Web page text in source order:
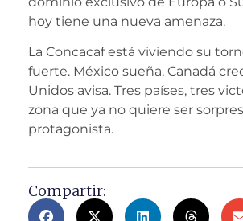
hoy tiene una nueva amenaza.
La Concacaf está viviendo su
fuerte. México sueña, Canadá
Unidos avisa. Tres países, tres
zona que ya no quiere ser
protagonista.
Compartir: